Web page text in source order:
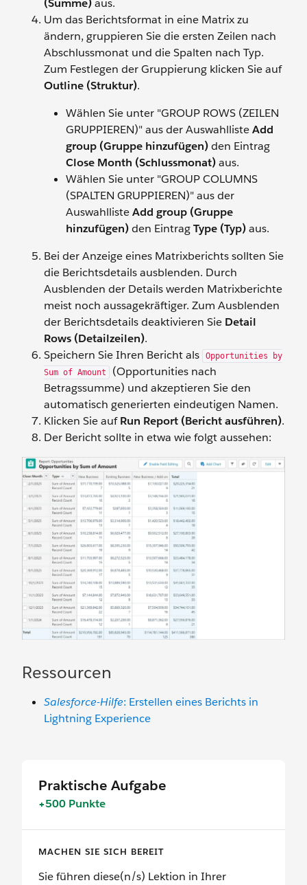
(Summe)aus.
Um das Berichtsformat in eine Matrix zu
ändern, gruppieren Sie die ersten Zeilen nach
Abschlussmonat und die Spalten nach Typ.
Zum Festlegen der Gruppierung klicken Sie auf
Outline (Struktur).
Wählen Sie unter "GROUP ROWS (ZEILEN
GRUPPIEREN)" aus der AuswahllisteAdd
group (Gruppe hinzufügen)den Eintrag
Close Month (Schlussmonat)aus.
Wählen Sie unter "GROUP COLUMNS
(SPALTEN GRUPPIEREN)" aus der
AuswahllisteAdd group (Gruppe
hinzufügen)den EintragType (Typ)aus.
Bei der Anzeige eines Matrixberichts sollten Sie
die Berichtsdetails ausblenden. Durch
Ausblenden der Details werden Matrixberichte
meist noch aussagekräftiger. Zum Ausblenden
der Berichtsdetails deaktivieren Sie Detail
Rows (Detailzeilen).
Speichern Sie Ihren Bericht als
Opportunities by
Sum of Amount
(Opportunities nach
Betragssumme) und akzeptieren Sie den
automatisch generierten eindeutigen Namen.
Klicken Sie aufRun Report (Bericht ausführen).
Der Bericht sollte in etwa wie folgt aussehen:
Ressourcen
Salesforce-Hilfe: Erstellen eines Berichts in
Lightning Experience
Praktische Aufgabe
+500 Punkte
MACHEN SIE SICH BEREIT
Sie führen diese(n/s) Lektion in Ihrer